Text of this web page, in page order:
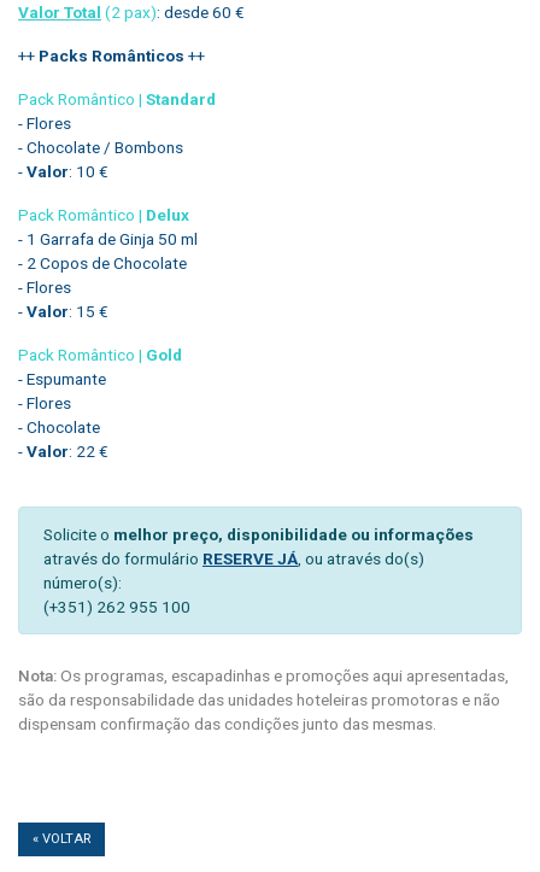
Valor Total (2 pax): desde 60 €
++ Packs Românticos ++
Pack Romântico | Standard
- Flores
- Chocolate / Bombons
-Valor: 10 €
Pack Romântico | Delux
- 1 Garrafa de Ginja 50 ml
- 2 Copos de Chocolate
- Flores
-Valor: 15 €
Pack Romântico | Gold
- Espumante
- Flores
- Chocolate
-Valor: 22 €
Solicite o melhor preço, disponibilidade ou informações
através do formulário RESERVE JÁ , ou através do(s)
número(s):
(+351) 262 955 100
Nota:Os programas, escapadinhas e promoções aqui apresentadas,
são da responsabilidade das unidades hoteleiras promotoras e não
dispensam confirmação das condições junto das mesmas.
« VOLTAR